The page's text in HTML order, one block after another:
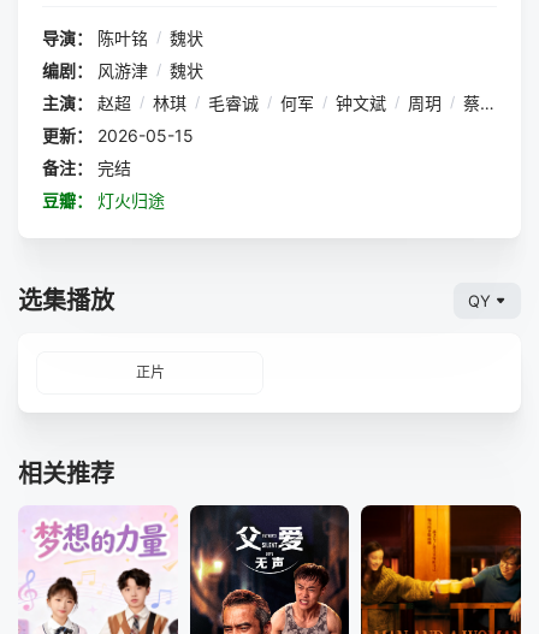
导演： 陈叶铭 / 魏状
编剧：
风游津 / 魏状
主演：
赵超 / 林琪 / 毛睿诚 / 何军 / 钟文斌 / 周玥 / 蔡月星
更新：
2026-05-15
备注：
完结
豆瓣：
灯火归途
选集播放 QY
正片
相关推荐